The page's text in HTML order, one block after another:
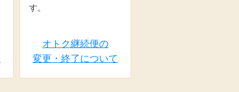
す。
オトク継続便の
変更・終了について